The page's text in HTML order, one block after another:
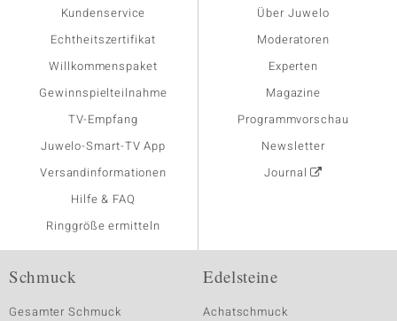
Kundenservice
Echtheitszertifikat
Willkommenspaket
Gewinnspielteilnahme
TV-Empfang
Juwelo-Smart-TV App
Versandinformationen
Hilfe & FAQ
Ringgröße ermitteln
Über Juwelo
Moderatoren
Experten
Magazine
Programmvorschau
Newsletter
Journal
Schmuck
Gesamter Schmuck
Edelsteine
Achatschmuck